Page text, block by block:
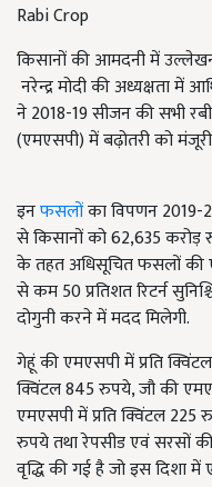
Rabi Crop
किसानों की आमदनी में
नरेन्द्र मोदी की अध्यक्षता में
ने2018-19सीजन की सभी
(एमएसपी)में बढ़ोतरी को
इनफसलोंका विपणन2019-
से किसानों को62,635करोड़
के तहत अधिसूचित फसलों की
से कम50प्रतिशत रिटर्न
दोगुनी करने में मदद मिलेगी.
गेहूं की एमएसपी में प्रति
क्विंटल845रुपये,जौ की
एमएसपी में प्रति क्विंटल225
रुपये तथा रेपसीड एवं सरसों
वृद्धि की गई है जो इस दिशा